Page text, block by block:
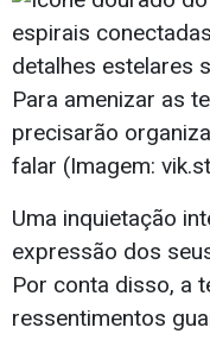
Para amenizar as
precisarão
falar (Imagem:
Uma inquietação
expressão dos
Por conta disso, a
ressentimentos